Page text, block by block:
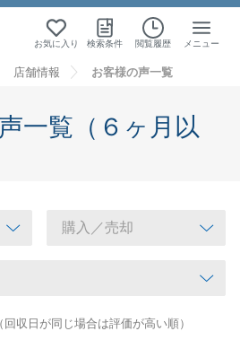
お気に入り 検索条件 閲覧履歴 メニュー
店舗情報 お客様の声一覧
一覧（６ヶ月以
収日が同じ場合は評価が高い順）